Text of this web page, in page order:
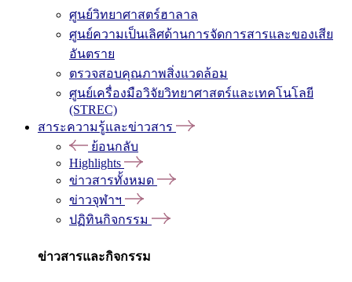
ศูนย์วิทยาศาสตร์ฮาลาล
ศูนย์ความเป็นเลิศด้านการจัดการสารและของเสีย
อันตราย
ตรวจสอบคุณภาพสิ่งแวดล้อม
ศูนย์เครื่องมือวิจัยวิทยาศาสตร์และเทคโนโลยี
(STREC)
สาระความรู้และข่าวสาร
ย้อนกลับ
Highlights
ข่าวสารทั้งหมด
ข่าวจุฬาฯ
ปฏิทินกิจกรรม
ข่าวสารและกิจกรรม